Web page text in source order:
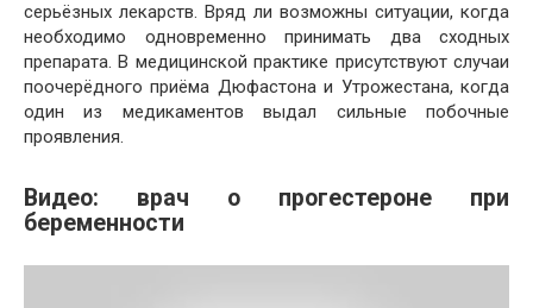
серьёзных лекарств. Вряд ли возможны ситуации, когда
необходимо одновременно принимать два сходных
препарата. В медицинской практике присутствуют случаи
поочерёдного приёма Дюфастона и Утрожестана, когда
один из медикаментов выдал сильные побочные
проявления.
Видео: врач о прогестероне при
беременности